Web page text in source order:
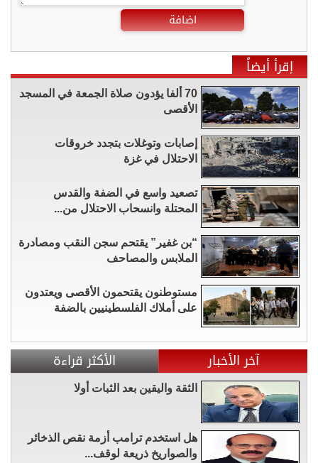
اضافة
إقرأ أيضاً
70 ألفا يؤدون صلاة الجمعة في المسجد
الأقصى
إصابات وتوغلات بتجدد خروقات
الاحتلال في غزة
تصعيد واسع في الضفة والقدس
المحتلة وانسحاب الاحتلال من...
“بن غفير” يقتحم سجن النقب ومصادرة
الملابس والمصاحف
مستوطنون يقتحمون الأقصى ويعتدون
على أملاك الفلسطينيين بالضفة
آخر الأخبار الأكثر قراءة
الثقة واليقين بعد الثبات أولا
هل استخدم ترامب أزمة نقص الذخائر
والصواريخ ذريعة لوقف...